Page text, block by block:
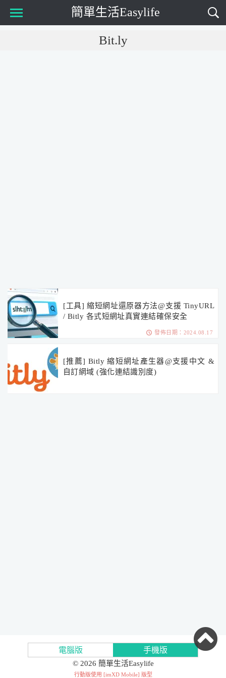
簡單生活Easylife
Bit.ly
[工具] 縮短網址還原器方法@支援 TinyURL
/ Bitly 各式短網址真實連結確保安全
發佈日期：2024.08.17
[推薦] Bitly 縮短網址產生器@支援中文 &
自訂網域 (強化連結識別度)
電腦版 手機版
© 2026 簡單生活Easylife
行動版使用 [imXD Mobile] 版型